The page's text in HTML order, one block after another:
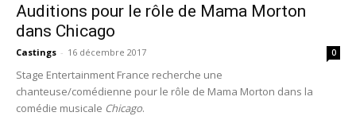
Auditions pour le rôle de Mama Morton
dans Chicago
Castings - 16 décembre 2017 0
Stage Entertainment France recherche une
chanteuse/comédienne pour le rôle de Mama Morton dans la
comédie musicale Chicago.